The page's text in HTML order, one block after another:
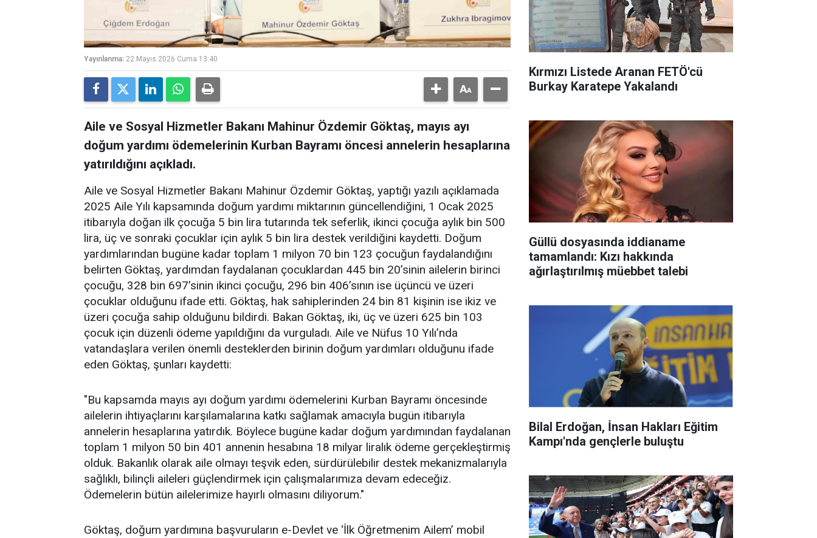
Yayınlanma: 22 Mayıs 2026 Cuma 13:40
Aile ve Sosyal Hizmetler Bakanı Mahinur Özdemir Göktaş, mayıs ayı
doğum yardımı ödemelerinin Kurban Bayramı öncesi annelerin hesaplarına
yatırıldığını açıkladı.
Aile ve Sosyal Hizmetler Bakanı Mahinur Özdemir Göktaş, yaptığı yazılı açıklamada
2025 Aile Yılı kapsamında doğum yardımı miktarının güncellendiğini, 1 Ocak 2025
itibarıyla doğan ilk çocuğa 5 bin lira tutarında tek seferlik, ikinci çocuğa aylık bin 500
lira, üç ve sonraki çocuklar için aylık 5 bin lira destek verildiğini kaydetti. Doğum
yardımlarından bugüne kadar toplam 1 milyon 70 bin 123 çocuğun faydalandığını
belirten Göktaş, yardımdan faydalanan çocuklardan 445 bin 20’sinin ailelerin birinci
çocuğu, 328 bin 697’sinin ikinci çocuğu, 296 bin 406’sının ise üçüncü ve üzeri
çocuklar olduğunu ifade etti. Göktaş, hak sahiplerinden 24 bin 81 kişinin ise ikiz ve
üzeri çocuğa sahip olduğunu bildirdi. Bakan Göktaş, iki, üç ve üzeri 625 bin 103
çocuk için düzenli ödeme yapıldığını da vurguladı. Aile ve Nüfus 10 Yılı’nda
vatandaşlara verilen önemli desteklerden birinin doğum yardımları olduğunu ifade
eden Göktaş, şunları kaydetti:
"Bu kapsamda mayıs ayı doğum yardımı ödemelerini Kurban Bayramı öncesinde
ailelerin ihtiyaçlarını karşılamalarına katkı sağlamak amacıyla bugün itibarıyla
annelerin hesaplarına yatırdık. Böylece bugüne kadar doğum yardımından faydalanan
toplam 1 milyon 50 bin 401 annenin hesabına 18 milyar liralık ödeme gerçekleştirmiş
olduk. Bakanlık olarak aile olmayı teşvik eden, sürdürülebilir destek mekanizmalarıyla
sağlıklı, bilinçli aileleri güçlendirmek için çalışmalarımıza devam edeceğiz.
Ödemelerin bütün ailelerimize hayırlı olmasını diliyorum."
Göktaş, doğum yardımına başvuruların e-Devlet ve ‘İlk Öğretmenim Ailem’ mobil
Kırmızı Listede Aranan FETÖ'cü
Burkay Karatepe Yakalandı
Güllü dosyasında iddianame
tamamlandı: Kızı hakkında
ağırlaştırılmış müebbet talebi
Bilal Erdoğan, İnsan Hakları Eğitim
Kampı'nda gençlerle buluştu